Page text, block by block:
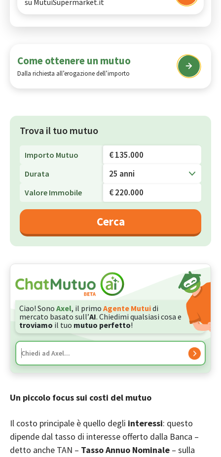
su MutuiSupermarket.it
Come ottenere un mutuo
Dalla richiesta all’erogazione dell’importo
Trova il tuo mutuo
Importo Mutuo
Durata
25 anni
Valore Immobile
Cerca
Ciao! Sono Axel, il primo Agente Mutuidi
mercato basato sull’AI. Chiedimi qualsiasi cosa e
troviamo il tuo mutuo perfetto!
Un piccolo focus sui costi del mutuo
Il costo principale è quello degli interessi: questo
dipende dal tasso di interesse offerto dalla Banca –
detto anche TAN – Tasso Annuo Nominale – sulla